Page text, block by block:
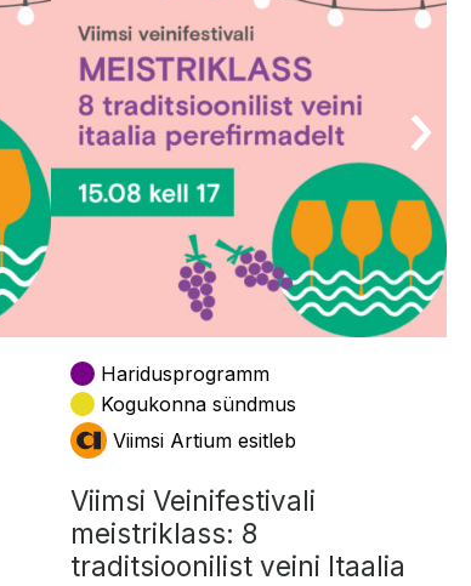
Haridusprogramm
Kogukonna sündmus
Viimsi Artium esitleb
Viimsi Veinifestivali
meistriklass: 8
traditsioonilist veini Itaalia